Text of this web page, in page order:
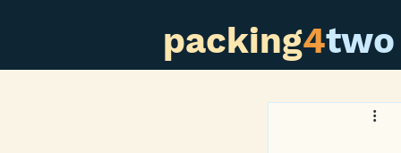
packing4two